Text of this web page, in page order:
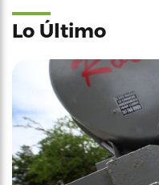
Lo Último